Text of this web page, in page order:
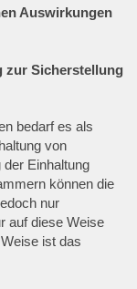
Auswirkungen
zur Sicherstellung
bedarf es als
von
Einhaltung
können die
nur
auf diese Weise
ist das